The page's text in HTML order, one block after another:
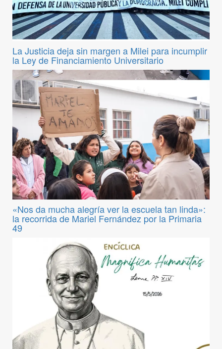
La Justicia deja sin margen a Milei para incumplir
la Ley de Financiamiento Universitario
«Nos da mucha alegría ver la escuela tan linda»:
la recorrida de Mariel Fernández por la Primaria
49